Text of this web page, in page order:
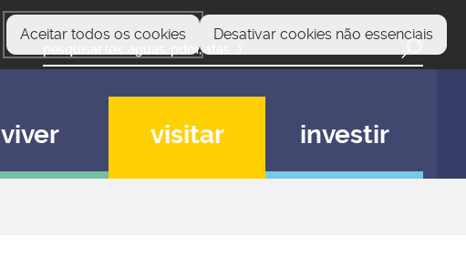
Aceitar todos os cookies Desativar cookies não essenciais
viver visitar investir